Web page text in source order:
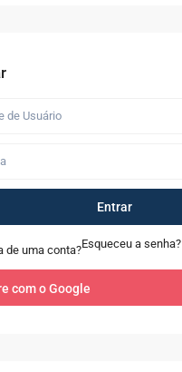
Entrar
de uma conta?Esqueceu a senha?
com o Google